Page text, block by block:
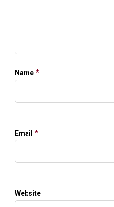
Name *
Email *
Website